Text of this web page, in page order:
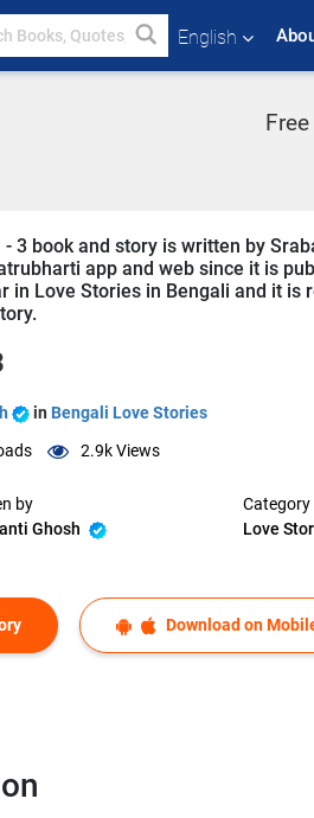
English
- 3 book and story is written by
app and web since it is
in Love Stories in Bengali and it
in Bengali Love Stories
2.9kViews
by
Ghosh
Category
Love
Download on